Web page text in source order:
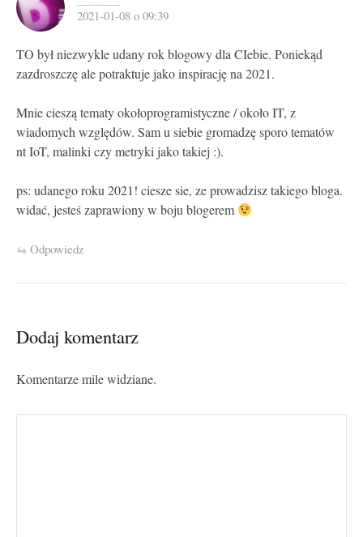
2021-01-08 o 09:39
TO był niezwykle udany rok blogowy dla CIebie. Poniekąd
zazdroszczę ale potraktuje jako inspirację na 2021.
Mnie cieszą tematy okołoprogramistyczne / około IT, z
wiadomych względów. Sam u siebie gromadzę sporo tematów
nt IoT, malinki czy metryki jako takiej :).
ps: udanego roku 2021! ciesze sie, ze prowadzisz takiego bloga.
widać, jesteś zaprawiony w boju blogerem
Odpowiedz
Dodaj komentarz
Komentarze mile widziane.